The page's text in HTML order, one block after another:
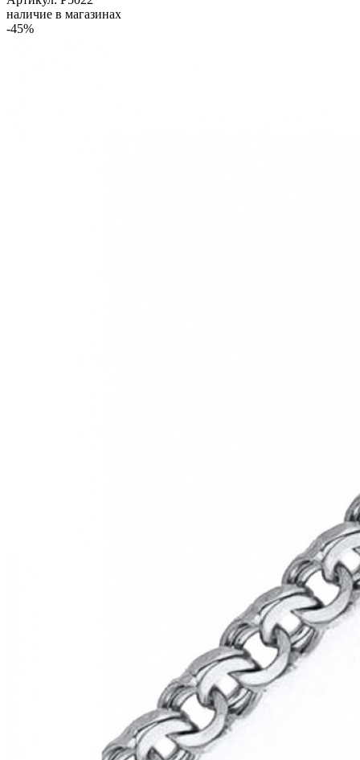
наличие в магазинах
-45%